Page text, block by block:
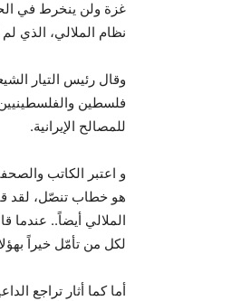
غزة ولن ينخرط في
نظام الملالي، الذي
وقال رئيس التيار
فلسطين
للمصالح الإيرانية.
و اعتبر الكاتب
هو خطاب تنصّل، لقد
الملالي أيضاً.. عندما
لكل من تأمّل خيراً
أما کما أثار تراجع